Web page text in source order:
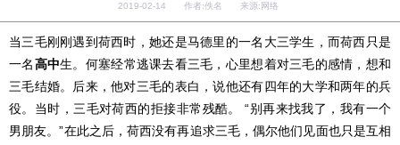
2019-02-14 作者:佚名 来源:网络
当三毛刚刚遇到荷西时，她还是马德里的一名大三学生，而荷西只是
一名高中生。何塞经常逃课去看三毛，心里想着对三毛的感情，想和
三毛结婚。后来，他对三毛的表白，说他还有四年的大学和两年的兵
役。当时，三毛对荷西的拒接非常残酷。 “别再来找我了，我有一个
男朋友。”在此之后，荷西没有再追求三毛，偶尔他们见面也只是互相